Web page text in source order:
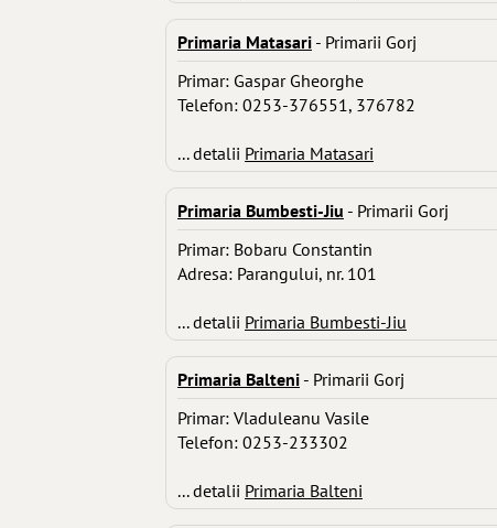
Primaria Matasari - Primarii Gorj
Primar: Gaspar Gheorghe
Telefon: 0253-376551, 376782
... detalii Primaria Matasari
Primaria Bumbesti-Jiu - Primarii Gorj
Primar: Bobaru Constantin
Adresa: Parangului, nr. 101
... detalii Primaria Bumbesti-Jiu
Primaria Balteni - Primarii Gorj
Primar: Vladuleanu Vasile
Telefon: 0253-233302
... detalii Primaria Balteni